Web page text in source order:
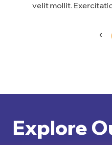
velit mollit.
Explore